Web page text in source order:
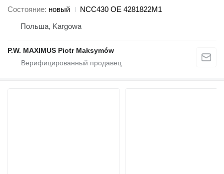
Состояние новый
NCC430 OE 4281822M1
Польша, Kargowa
P.W. MAXIMUS Piotr Maksymów